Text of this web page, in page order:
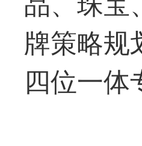
牌策略规
四位一体